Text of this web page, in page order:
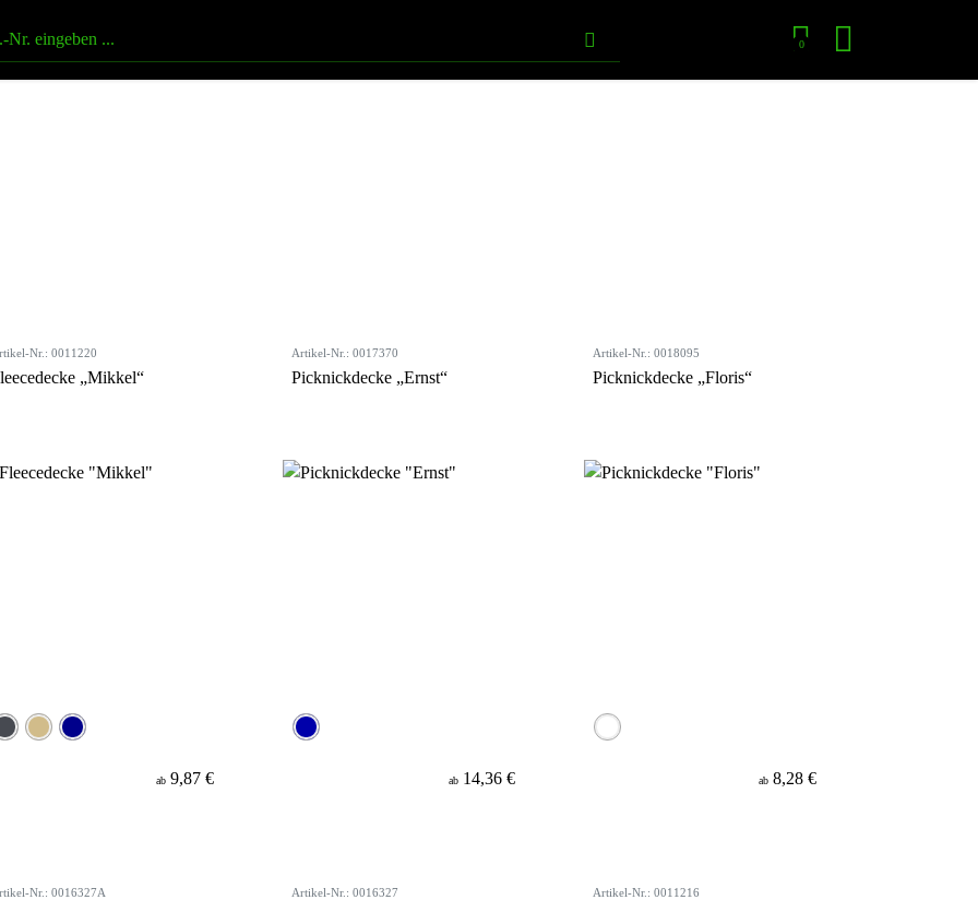
0
Nr.: 0011220
„Mikkel“
ab 9,87 €
Artikel-Nr.: 0017370
Picknickdecke „Ernst“
ab 14,36 €
Artikel-Nr.: 0018095
Picknickdecke „Floris“
ab 8,28 €
Nr.: 0016327A Artikel-Nr.: 0016327 Artikel-Nr.: 0011216